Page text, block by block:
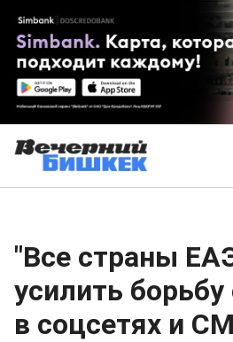
"Все страны
усилить
в соцсетях и